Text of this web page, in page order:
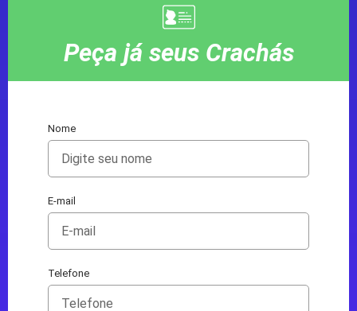
Peça já seus Crachás
Nome
E-mail
Telefone